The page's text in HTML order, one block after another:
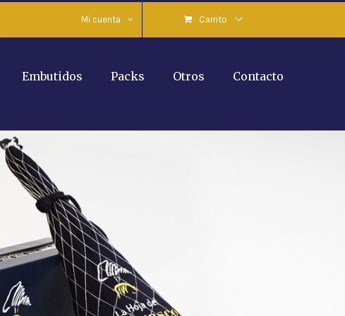
Mi cuenta Carrito
Embutidos Packs Otros Contacto